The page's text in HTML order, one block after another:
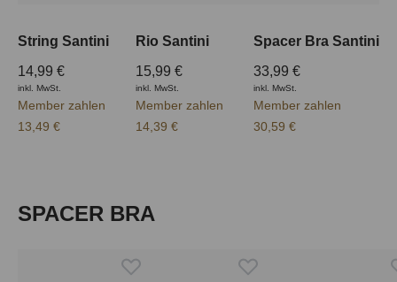
String Santini
14,99 €
inkl. MwSt.
Member zahlen
13,49 €
Rio Santini
15,99 €
inkl. MwSt.
Member zahlen
14,39 €
Spacer Bra Santini
33,99 €
inkl. MwSt.
Member zahlen
30,59 €
Produktgalerie überspringen
SPACER BRA